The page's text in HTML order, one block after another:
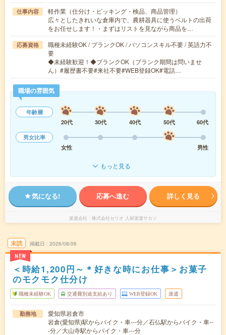
仕事内容
軽作業（仕分け・ピッキング・検品、商品管理）
広々としたきれいな倉庫内で、農耕器具に使うベルトの出荷
をお任せします！・まずはリストを見ながら商品を…
応募資格
職種未経験OK / ブランクOK / パソコンスキル不要 / 英語力不
要
◆未経験歓迎！◆ブランクOK（ブランク期間は問いませ
ん）#履歴書不要#来社不要#WEB登録OK#電話…
職場の雰囲気
年齢層
20代
30代 40代 50代
60代
男女比率
女性
男性
もっと見る
気になる! 応募へ進む 詳しく見る
派遣会社 株式会社セリオ 人材派遣サカソ
未読
NEW
掲載日 2026/08/06
＜時給1,200円～＊好きな時にお仕事＞お菓子
のモクモク仕分け
職種未経験OK 交通費別途支給あり WEB登録OK 派遣
勤務地
愛知県岩倉市
岩倉(愛知県)駅からバイク・車---分／石仏駅からバイク・車--
-分／大山寺駅からバイク・車---分